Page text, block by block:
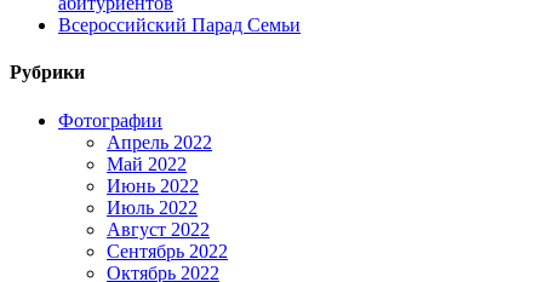
Всероссийский Парад Семьи
Рубрики
Фотографии
Апрель 2022
Май 2022
Июнь 2022
Июль 2022
Август 2022
Сентябрь 2022
Октябрь 2022